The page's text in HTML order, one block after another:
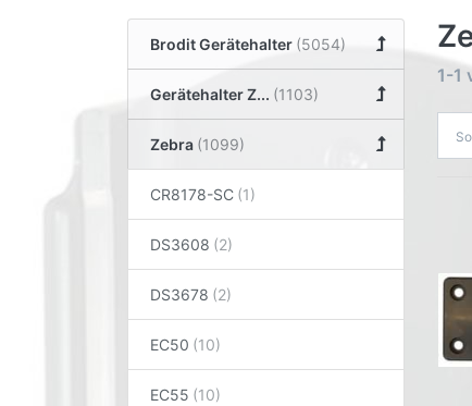
Brodit Gerätehalter
Gerätehalter Z...
Zebra
CR8178-SC
DS3608
DS3678
EC50
EC55
1-1